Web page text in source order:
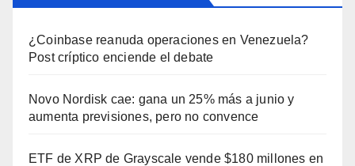
¿Coinbase reanuda operaciones en Venezuela?
Post críptico enciende el debate
Novo Nordisk cae: gana un 25% más a junio y
aumenta previsiones, pero no convence
ETF de XRP de Grayscale vende $180 millones en